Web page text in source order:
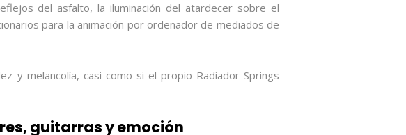
del asfalto, la iluminación del atardecer sobre el
para la animación por ordenador de mediados de
y melancolía, casi como si el propio Radiador Springs
guitarras y emoción